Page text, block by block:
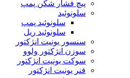
پیچ فشار شکن پمپ
سلونوئید
سلونوئید پمپ
سلونوئید ریل
سنسور یونیت انژکتور
سوزن انژکتور ولوو
سوکت یونیت انژکتور
فنر یونیت انژکتور